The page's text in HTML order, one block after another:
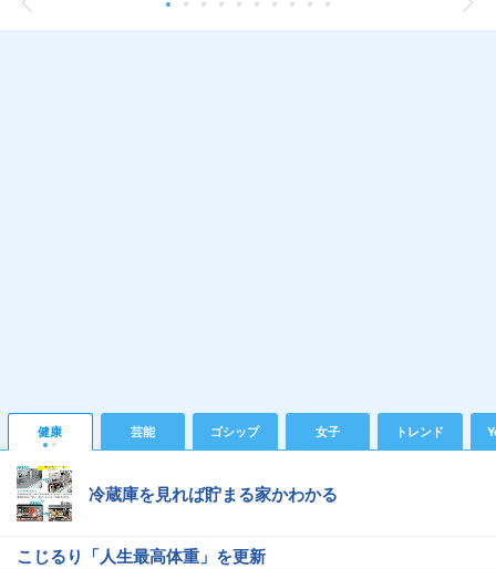
健康 芸能 ゴシップ 女子 トレンド
冷蔵庫を見れば貯まる家かわかる
こじるり「人生最高体重」を更新